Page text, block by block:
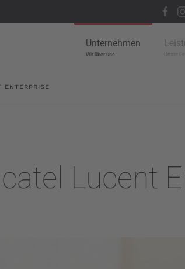
Unternehmen
Wir über uns Unser
Lucent